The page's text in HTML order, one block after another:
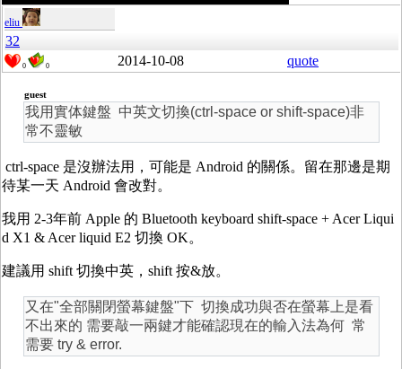
eliu
32
0 0 2014-10-08 quote
guest
我用實体鍵盤 中英文切換(ctrl-space or shift-space)非
常不靈敏
ctrl-space 是沒辦法用，可能是 Android 的關係。留在那邊是期
待某一天 Android 會改對。
我用 2-3年前 Apple 的 Bluetooth keyboard shift-space + Acer Liqui
d X1 & Acer liquid E2 切換 OK。
建議用 shift 切換中英，shift 按&放。
又在"全部關閉螢幕鍵盤"下 切換成功與否在螢幕上是看
不出來的 需要敲一兩鍵才能確認現在的輸入法為何 常
需要 try & error.